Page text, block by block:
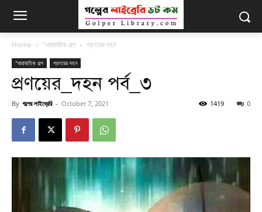
Home "ধারাবাহিক গল্প প্রণয়ের দহন
"ধারাবাহিক গল্প প্রণয়ের দহন
প্রণয়ের_দহন পর্ব_৩
By গল্পের লাইব্রেরি - October 7, 2021 0
1419